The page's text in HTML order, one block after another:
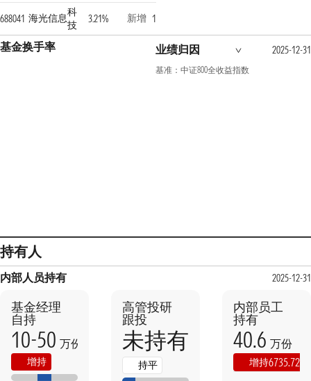
688041 海光信息科
技
3.21% 新增 1
基金换手率 业绩归因 2025-12-31
基准：中证800全收益指数
持有人
内部人员持有 2025-12-31
基金经理
自持
10-50 万份
增持
高管投研
跟投
未持有
持平
内部员工
持有
40.6 万份
增持6735.72%